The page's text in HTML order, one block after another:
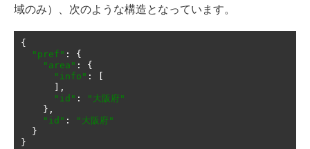
域のみ）、次のような構造となっています。
{
"pref" :
{
"area" :
{
"info" :
],
"id" :
"大阪府"
},
"id" :
"大阪府"
}
}